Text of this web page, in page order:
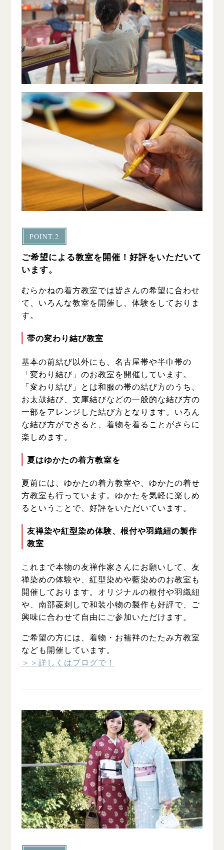
POINT.2
ご希望による教室を開催！好評をいただいて
います。
むらかねの着方教室では皆さんの希望に合わせ
て、いろんな教室を開催し、体験をしておりま
す。
帯の変わり結び教室
基本の前結び以外にも、名古屋帯や半巾帯の
「変わり結び」のお教室を開催しています。
「変わり結び」とは和服の帯の結び方のうち、
お太鼓結び、文庫結びなどの一般的な結び方の
一部をアレンジした結び方となります。いろん
な結び方ができると、着物を着ることがさらに
楽しめます。
夏はゆかたの着方教室を
夏前には、ゆかたの着方教室や、ゆかたの着せ
方教室も行っています。ゆかたを気軽に楽しめ
るということで、好評をいただいています。
友禅染や紅型染め体験、根付や羽織紐の製作
教室
これまで本物の友禅作家さんにお願いして、友
禅染めの体験や、紅型染めや藍染めのお教室も
開催しております。 オリジナルの根付や羽織紐
や、南部菱刺しで和装小物の製作も好評で、ご
興味に合わせて自由にご参加いただけます。
ご希望の方には、着物・お襦袢のたたみ方教室
なども開催しています。
＞＞詳しくはブログで！